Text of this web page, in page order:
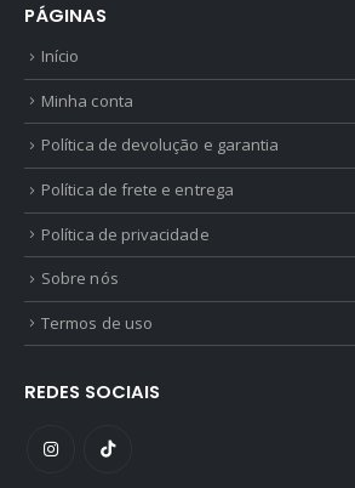
PÁGINAS
Início
Minha conta
Política de devolução e garantia
Política de frete e entrega
Política de privacidade
Sobre nós
Termos de uso
REDES SOCIAIS